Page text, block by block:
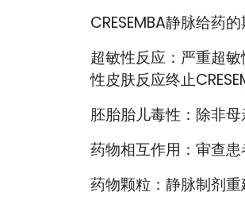
CRESEMBA静脉给药
超敏性反应：严重超
性皮肤反应终止
胚胎胎儿毒性：除非
药物相互作用：审查
药物颗粒：静脉制剂重